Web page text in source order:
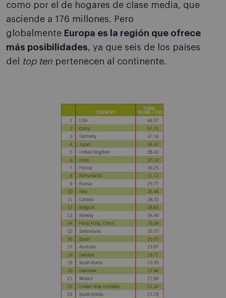
como por el de hogares de clase media, que
asciende a 176 millones. Pero
globalmente Europa es la región que ofrece
más posibilidades, ya que seis de los países
del
top ten pertenecen al continente.